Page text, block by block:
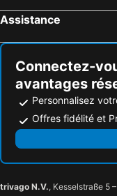
Assistance
Connectez-
avantages
Personnalisez
Offres fidélité et
trivago N.V., Kesselstraße 5